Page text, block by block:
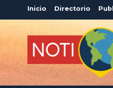
Inicio Directorio